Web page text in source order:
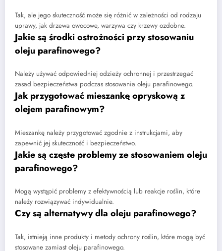
Tak, ale jego skuteczność może się różnić w zależności od rodzaju
uprawy, jak drzewa owocowe, warzywa czy krzewy ozdobne.
Jakie są środki ostrożności przy stosowaniu
oleju parafinowego?
Należy używać odpowiedniej odzieży ochronnej i przestrzegać
zasad bezpieczeństwa podczas stosowania oleju parafinowego.
Jak przygotować mieszankę opryskową z
olejem parafinowym?
Mieszankę należy przygotować zgodnie z instrukcjami, aby
zapewnić jej skuteczność i bezpieczeństwo.
Jakie są częste problemy ze stosowaniem oleju
parafinowego?
Mogą wystąpić problemy z efektywnością lub reakcje roślin, które
należy rozwiązywać indywidualnie.
Czy są alternatywy dla oleju parafinowego?
Tak, istnieją inne produkty i metody ochrony roślin, które mogą być
stosowane zamiast oleju parafinowego.